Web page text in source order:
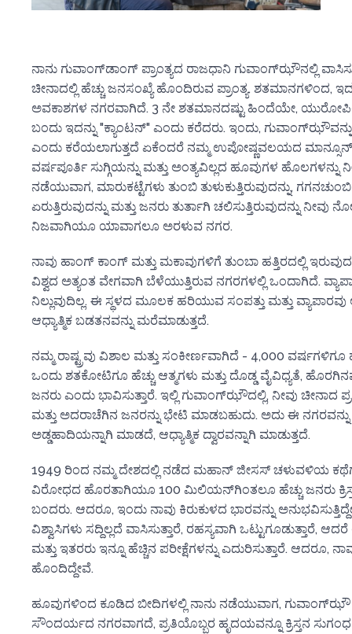
ನಾನು ಗುವಾಂಗ್‌ಡಾಂಗ್ ಪ್ರಾಂತ್ಯದ ರಾಜಧಾನಿ ಗುವಾಂಗ್‌ಝೌನಲ್ಲಿ
ಚೀನಾದಲ್ಲಿ ಹೆಚ್ಚು ಜನಸಂಖ್ಯೆ ಹೊಂದಿರುವ ಪ್ರಾಂತ್ಯ. ಶತಮಾನಗಳಿಂದ,
ಅವಕಾಶಗಳ ನಗರವಾಗಿದೆ. 3 ನೇ ಶತಮಾನದಷ್ಟು ಹಿಂದೆಯೇ,
ಬಂದು ಇದನ್ನು "ಕ್ಯಾಂಟನ್" ಎಂದು ಕರೆದರು. ಇಂದು,
ಎಂದು ಕರೆಯಲಾಗುತ್ತದೆ ಏಕೆಂದರೆ ನಮ್ಮ ಉಪೋಷ್ಣವಲಯದ
ವರ್ಷಪೂರ್ತಿ ಸುಗ್ಗಿಯನ್ನು ಮತ್ತು ಅಂತ್ಯವಿಲ್ಲದ ಹೂವುಗಳ ಹೊಲಗಳನ್ನು
ನಡೆಯುವಾಗ, ಮಾರುಕಟ್ಟೆಗಳು ತುಂಬಿ ತುಳುಕುತ್ತಿರುವುದನ್ನು,
ಏರುತ್ತಿರುವುದನ್ನು ಮತ್ತು ಜನರು ತುರ್ತಾಗಿ ಚಲಿಸುತ್ತಿರುವುದನ್ನು ನೀವು
ನಿಜವಾಗಿಯೂ ಯಾವಾಗಲೂ ಅರಳುವ ನಗರ.
ನಾವು ಹಾಂಗ್ ಕಾಂಗ್ ಮತ್ತು ಮಕಾವುಗಳಿಗೆ ತುಂಬಾ ಹತ್ತಿರದಲ್ಲಿ
ವಿಶ್ವದ ಅತ್ಯಂತ ವೇಗವಾಗಿ ಬೆಳೆಯುತ್ತಿರುವ ನಗರಗಳಲ್ಲಿ ಒಂದಾಗಿದೆ.
ನಿಲ್ಲುವುದಿಲ್ಲ. ಈ ಸ್ಥಳದ ಮೂಲಕ ಹರಿಯುವ ಸಂಪತ್ತು ಮತ್ತು
ಆಧ್ಯಾತ್ಮಿಕ ಬಡತನವನ್ನು ಮರೆಮಾಡುತ್ತದೆ.
ನಮ್ಮ ರಾಷ್ಟ್ರವು ವಿಶಾಲ ಮತ್ತು ಸಂಕೀರ್ಣವಾಗಿದೆ - 4,000
ಒಂದು ಶತಕೋಟಿಗೂ ಹೆಚ್ಚು ಆತ್ಮಗಳು ಮತ್ತು ದೊಡ್ಡ ವೈವಿಧ್ಯತೆ,
ಜನರು ಎಂದು ಭಾವಿಸುತ್ತಾರೆ. ಇಲ್ಲಿ ಗುವಾಂಗ್‌ಝೌದಲ್ಲಿ, ನೀವು
ಮತ್ತು ಅದರಾಚೆಗಿನ ಜನರನ್ನು ಭೇಟಿ ಮಾಡಬಹುದು. ಅದು ಈ
ಅಡ್ಡಹಾದಿಯನ್ನಾಗಿ ಮಾಡದೆ, ಆಧ್ಯಾತ್ಮಿಕ ದ್ವಾರವನ್ನಾಗಿ ಮಾಡುತ್ತದೆ.
1949 ರಿಂದ ನಮ್ಮ ದೇಶದಲ್ಲಿ ನಡೆದ ಮಹಾನ್ ಜೀಸಸ್ ಚಳುವಳಿಯ
ವಿರೋಧದ ಹೊರತಾಗಿಯೂ 100 ಮಿಲಿಯನ್‌ಗಿಂತಲೂ ಹೆಚ್ಚು ಜನರು
ಬಂದರು. ಆದರೂ, ಇಂದು ನಾವು ಕಿರುಕುಳದ ಭಾರವನ್ನು
ವಿಶ್ವಾಸಿಗಳು ಸದ್ದಿಲ್ಲದೆ ವಾಸಿಸುತ್ತಾರೆ, ರಹಸ್ಯವಾಗಿ ಒಟ್ಟುಗೂಡುತ್ತಾರೆ,
ಮತ್ತು ಇತರರು ಇನ್ನೂ ಹೆಚ್ಚಿನ ಪರೀಕ್ಷೆಗಳನ್ನು ಎದುರಿಸುತ್ತಾರೆ. ಆದರೂ,
ಹೊಂದಿದ್ದೇವೆ.
ಹೂವುಗಳಿಂದ ಕೂಡಿದ ಬೀದಿಗಳಲ್ಲಿ ನಾನು ನಡೆಯುವಾಗ, ಗುವಾಂಗ್‌ಝೌ
ಸೌಂದರ್ಯದ ನಗರವಾಗದೆ, ಪ್ರತಿಯೊಬ್ಬರ ಹೃದಯವನ್ನೂ ಕ್ರಿಸ್ತನ